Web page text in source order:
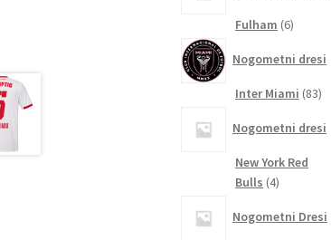
Fulham 66
Nogometni dresi
Inter Miami 8383
Nogometni dresi
New York Red
Bulls 44
Nogometni Dresi